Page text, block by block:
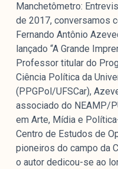
O Manchetômetro é um
cobertura da grande
política produzido pelo
e Esfera Pública
Diretório de Grupos de
no Instituto de Estudos
Universidade do Estado
Manchetômetro não tem
econômicos.
Manchetômetro:
de 2017, conversamos
Fernando Antônio
lançado “A Grande
Professor titular do
Ciência Política da
(PPGPol/UFSCar),
associado do NEAMP/
em Arte, Mídia e
Centro de Estudos de
pioneiros do campo da
o autor dedicou-se ao